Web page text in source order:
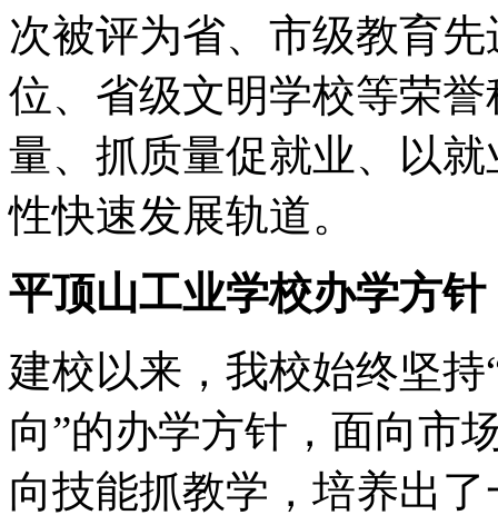
次被评为省、市级教育
位、省级文明学校等荣
量、抓质量促就业、以
性快速发展轨道。
平顶山工业学校办学方针
建校以来，我校始终坚
向”的办学方针，面向市
向技能抓教学，培养出